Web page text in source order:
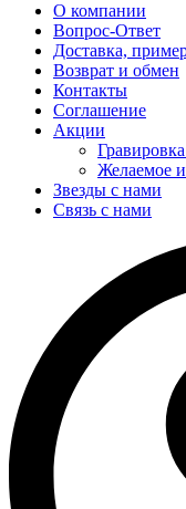
О компании
Вопрос-Ответ
Доставка,
Возврат и обмен
Контакты
Соглашение
Акции
Желаемое
Звезды с нами
Связь с нами